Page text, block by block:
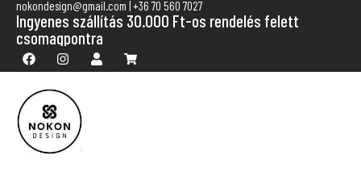
nokondesign@gmail.com | +36 70 560 7027
Ingyenes szállítás 30.000 Ft-os rendelés felett
csomagpontra